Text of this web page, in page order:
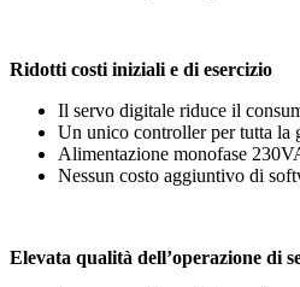
Ridotti costi iniziali e di esercizio
Il servo digitale riduce il
Un unico controller per tutta la
Alimentazione monofase
Nessun costo aggiuntivo di
Elevata qualità dell’operazione di